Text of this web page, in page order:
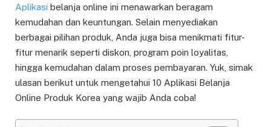
Aplikasi belanja online ini menawarkan beragam
kemudahan dan keuntungan. Selain menyediakan
berbagai pilihan produk, Anda juga bisa menikmati fitur-
fitur menarik seperti diskon, program poin loyalitas,
hingga kemudahan dalam proses pembayaran. Yuk, simak
ulasan berikut untuk mengetahui 10 Aplikasi Belanja
Online Produk Korea yang wajib Anda coba!